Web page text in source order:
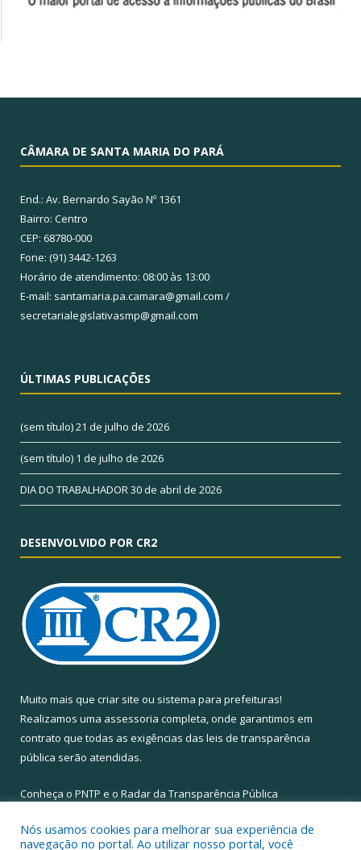
CÂMARA DE SANTA MARIA DO PARÁ
End.: Av. Bernardo Sayão Nº 1361
Bairro: Centro
CEP: 68780-000
Fone: (91) 3442-1263
Horário de atendimento: 08:00 às 13:00
E-mail: santamaria.pa.camara@gmail.com /
secretarialegislativasmp@gmail.com
ÚLTIMAS PUBLICAÇÕES
(sem título)21 de julho de 2026
(sem título) 1 de julho de 2026
DIA DO TRABALHADOR30 de abril de 2026
DESENVOLVIDO POR CR2
Muito mais que criar site ou sistema para prefeituras!
Realizamos uma assessoria completa, onde garantimos em
contrato que todas as exigências das leis de transparência
pública serão atendidas.
Conheça o PNTP e o Radar da Transparência Pública
Nós usamos cookies para melhorar sua experiência de
navegação no portal. Ao utilizar nosso portal, você